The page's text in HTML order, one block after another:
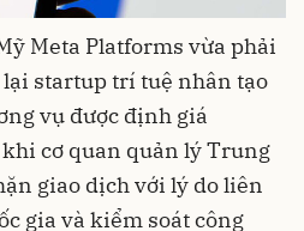
Meta Platforms vừa phải
startup trí tuệ nhân tạo
vụ được định giá
khi cơ quan quản lý Trung
giao dịch với lý do liên
gia và kiểm soát công